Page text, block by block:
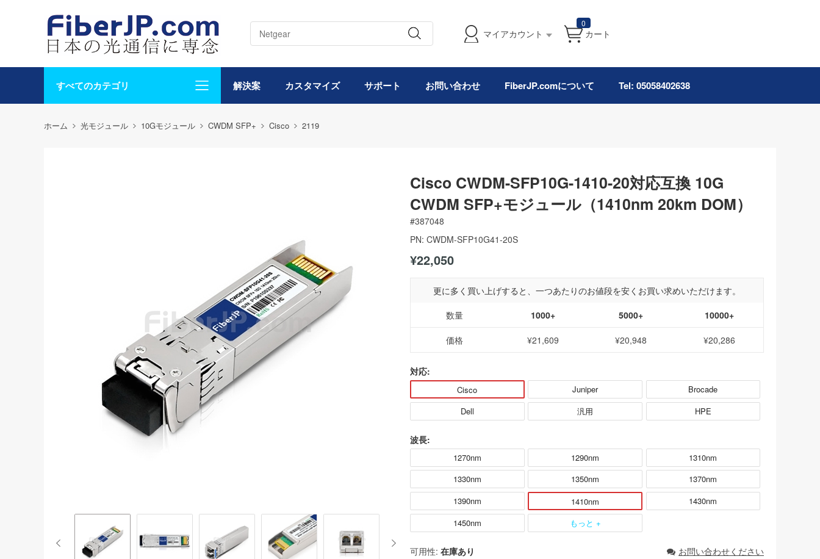
マイアカウント
0
カート
すべてのカテゴリ 解決案 カスタマイズ サポート お問い合わせ FiberJP.comについて Tel: 05058402638
ホーム 光モジュール 10Gモジュール CWDM SFP+ Cisco 2119
Cisco CWDM-SFP10G-1410-20対応互換 10G
CWDM SFP+モジュール（1410nm 20km DOM）
#387048
PN: CWDM-SFP10G41-20S
¥22,050
更に多く買い上げすると、一つあたりのお値段を安くお買い求めいただけます。
数量
1000+ 5000+ 10000+
価格 ¥21,609 ¥20,948 ¥20,286
対応:
Cisco Juniper
Brocade
Dell
汎用 HPE
波長:
1270nm 1290nm
1310nm
1330nm
1350nm
1370nm
1390nm
1410nm
1430nm
1450nm
もっと +
可用性: 在庫あり お問い合わせください